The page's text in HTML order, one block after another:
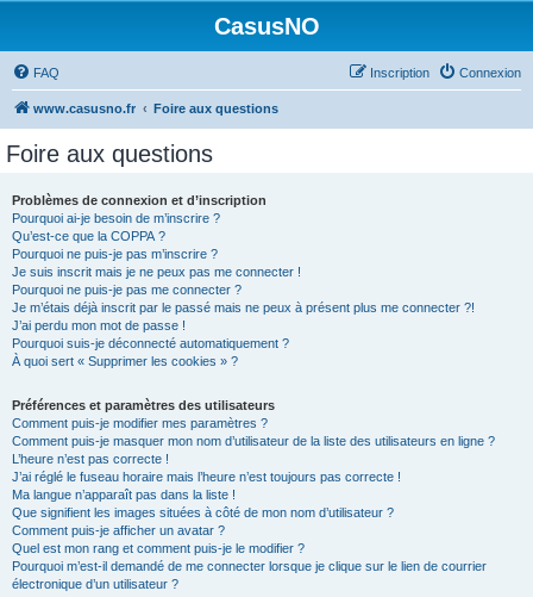
CasusNO
FAQ Connexion
Inscription
www.casusno.fr Foire aux questions
Foire aux questions
Problèmes de connexion et d’inscription
Pourquoi ai-je besoin de m’inscrire ?
Qu’est-ce que la COPPA ?
Pourquoi ne puis-je pas m’inscrire ?
Je suis inscrit mais je ne peux pas me connecter !
Pourquoi ne puis-je pas me connecter ?
Je m’étais déjà inscrit par le passé mais ne peux à présent plus me connecter ?!
J’ai perdu mon mot de passe !
Pourquoi suis-je déconnecté automatiquement ?
À quoi sert « Supprimer les cookies » ?
Préférences et paramètres des utilisateurs
Comment puis-je modifier mes paramètres ?
Comment puis-je masquer mon nom d’utilisateur de la liste des utilisateurs en ligne ?
L’heure n’est pas correcte !
J’ai réglé le fuseau horaire mais l’heure n’est toujours pas correcte !
Ma langue n’apparaît pas dans la liste !
Que signifient les images situées à côté de mon nom d’utilisateur ?
Comment puis-je afficher un avatar ?
Quel est mon rang et comment puis-je le modifier ?
Pourquoi m’est-il demandé de me connecter lorsque je clique sur le lien de courrier
électronique d’un utilisateur ?